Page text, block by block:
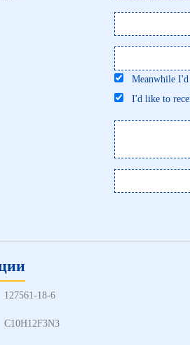
Meanwhile I'd
I'd like to
127561-18-6
C10H12F3N3